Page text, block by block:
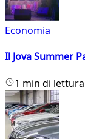
Economia
Il Jova Summer
1 min di lettura